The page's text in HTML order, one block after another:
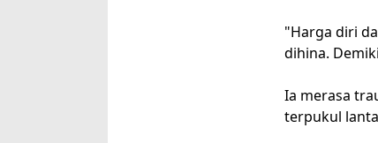
"Harga diri
dihina.
Ia merasa
terpukul